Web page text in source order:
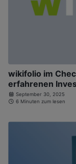
wikifolio im
erfahrenen
September 30, 2025
6 Minuten zum lesen